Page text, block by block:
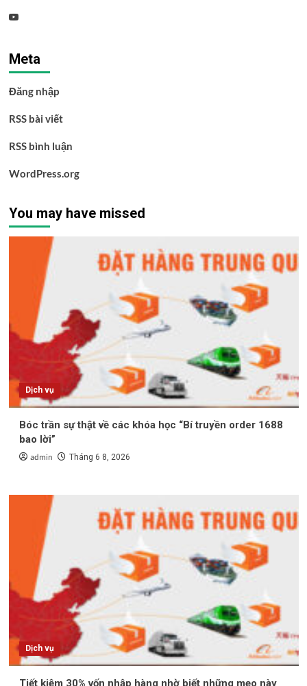
Youtube
Meta
Đăng nhập
RSS bài viết
RSS bình luận
WordPress.org
You may have missed
Dịch vụ
Bóc trần sự thật về các khóa học “Bí truyền order 1688
bao lời”
admin Tháng 6 8, 2026
Dịch vụ
Tiết kiệm 30% vốn nhập hàng nhờ biết những mẹo này